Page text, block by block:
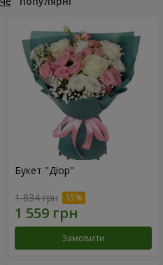
Букет "Діор"
1 834 грн
Замовити